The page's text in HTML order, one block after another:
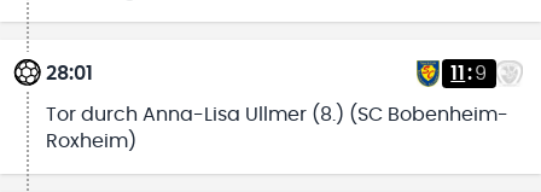
28:01 11 :9
Tor durch Anna-Lisa Ullmer (8.) (SC Bobenheim-
Roxheim)